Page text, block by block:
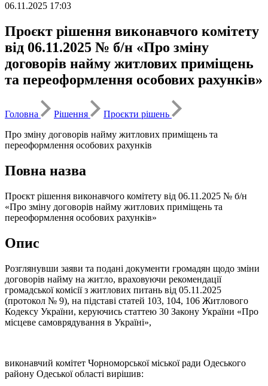
06.11.2025 17:03
Проєкт рішення виконавчого комітету
від 06.11.2025 № б/н «Про зміну
договорів найму житлових приміщень
та переоформлення особових рахунків»
Головна Рішення
Проєкти рішень
Про зміну договорів найму житлових приміщень та
переоформлення особових рахунків
Повна назва
Проєкт рішення виконавчого комітету від 06.11.2025 № б/н
«Про зміну договорів найму житлових приміщень та
переоформлення особових рахунків»
Опис
Розглянувши заяви та подані документи громадян щодо зміни
договорів найму на житло, враховуючи рекомендації
громадської комісії з житлових питань від 05.11.2025
(протокол № 9), на підставі статей 103, 104, 106 Житлового
Кодексу України, керуючись статтею 30 Закону України «Про
місцеве самоврядування в Україні»,
виконавчий комітет Чорноморської міської ради Одеського
району Одеської області вирішив: